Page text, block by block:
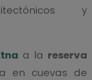
y
a la reserva
en cuevas de